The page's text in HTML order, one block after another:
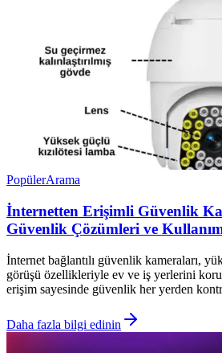
PopülerArama
İnternetten Erişimli Güvenlik
Güvenlik Çözümleri ve
İnternet bağlantılı güvenlik kameraları,
görüşü özellikleriyle ev ve iş yerlerini
erişim sayesinde güvenlik her yerden
Daha fazla bilgi edinin